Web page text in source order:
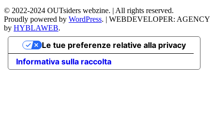
© 2022-2024 OUTsiders webzine. | All rights reserved.
Proudly powered by WordPress. | WEBDEVELOPER: AGENCY
by HYBLAWEB.
Informativa sulla raccolta
Le tue preferenze relative alla privacy